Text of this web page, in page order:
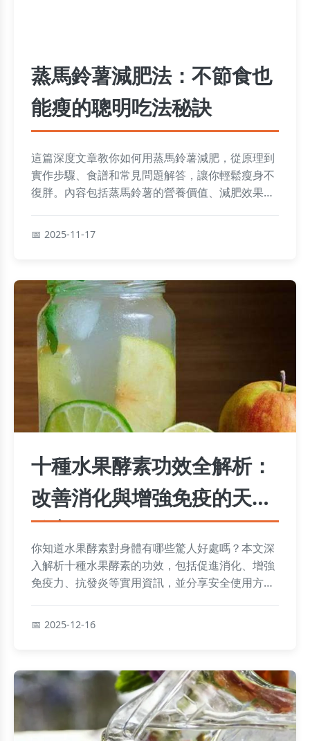
蒸馬鈴薯減肥法：不節食也
能瘦的聰明吃法秘訣
這篇深度文章教你如何用蒸馬鈴薯減肥，從原理到
實作步驟、食譜和常見問題解答，讓你輕鬆瘦身不
復胖。內容包括蒸馬鈴薯的營養價值、減肥效果、
2025-11-17
十種水果酵素功效全解析：
改善消化與增強免疫的天然
秘方
你知道水果酵素對身體有哪些驚人好處嗎？本文深
入解析十種水果酵素的功效，包括促進消化、增強
免疫力、抗發炎等實用資訊，並分享安全使用方法
2025-12-16